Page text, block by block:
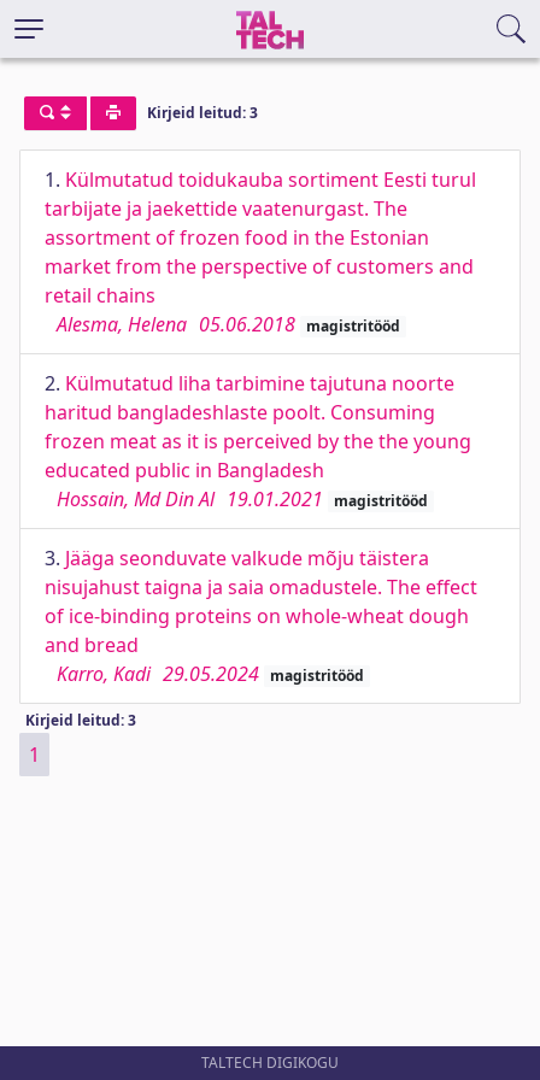
Kirjeid leitud: 3
1. Külmutatud toidukauba sortiment Eesti turul
tarbijate ja jaekettide vaatenurgast. The
assortment of frozen food in the Estonian
market from the perspective of customers and
retail chains
Alesma, Helena 05.06.2018 magistritööd
2. Külmutatud liha tarbimine tajutuna noorte
haritud bangladeshlaste poolt. Consuming
frozen meat as it is perceived by the the young
educated public in Bangladesh
Hossain, Md Din Al 19.01.2021 magistritööd
3. Jääga seonduvate valkude mõju täistera
nisujahust taigna ja saia omadustele. The effect
of ice-binding proteins on whole-wheat dough
and bread
Karro, Kadi 29.05.2024 magistritööd
Kirjeid leitud: 3
1
TALTECH DIGIKOGU